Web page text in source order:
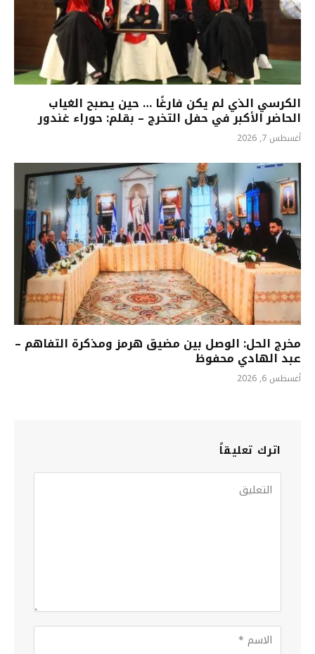
الكرسي الذي لم يكن فارغًا … حين يصبح الغياب
الحاضر الأكبر في حفل التخرج – بقلم: حوراء غندور
أغسطس 7, 2026
مخرج الحل: الوصل بين مضيق هرمز ومذكرة التفاهم –
عبد الهادي محفوظ
أغسطس 6, 2026
اترك تعليقاً